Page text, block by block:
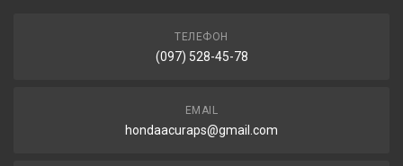
ТЕЛЕФОН
(097) 528-45-78
EMAIL
hondaacuraps@gmail.com